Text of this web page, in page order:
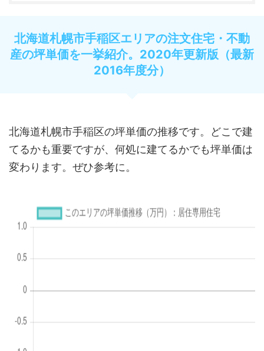
北海道札幌市手稲区エリアの注文住宅・不動
産の坪単価を一挙紹介。2020年更新版（最新
2016年度分）
北海道札幌市手稲区の坪単価の推移です。どこで建
てるかも重要ですが、何処に建てるかでも坪単価は
変わります。ぜひ参考に。